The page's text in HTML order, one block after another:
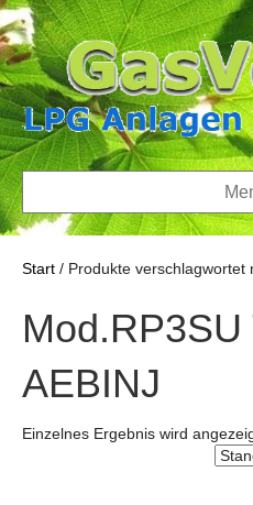
Start / Produkte verschlagwortet
Mod.RP3SU
AEBINJ
Einzelnes Ergebnis wird